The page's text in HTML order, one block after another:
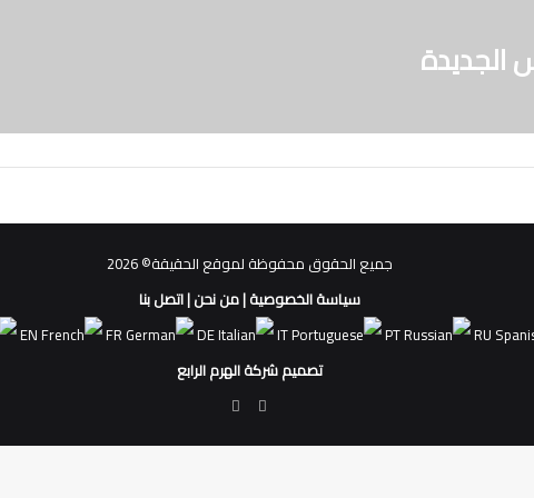
جميع الحقوق محفوظة لموقع الحقيقة© 2026
سياسة الخصوصية|من نحن|اتصل بنا
EN FR DE IT PT RU
تصميم شركة الهرم الرابع
فيسبوك